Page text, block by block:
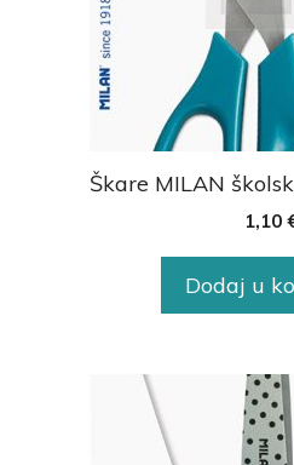
Škare MILAN
1,10
Dodaj u